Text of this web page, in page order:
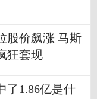
股价飙涨 马斯
狂套现
了1.86亿是什